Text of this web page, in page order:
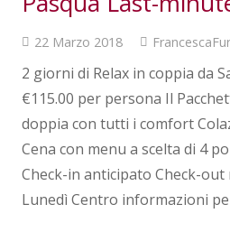
22 Marzo 2018
2 giorni di Relax in coppia da
€115.00 per persona Il
doppia con tutti i comfort
Cena con menu a scelta di 4
Check-in anticipato Check-
Lunedì Centro informazioni